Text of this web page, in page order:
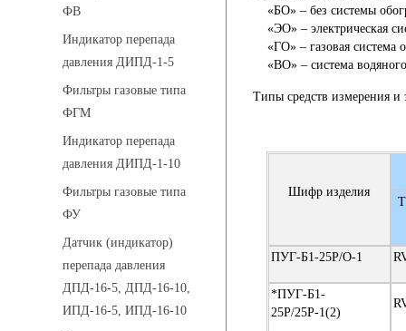
ФВ
Индикатор перепада
давления ДИПД-1-5
Фильтры газовые типа
ФГМ
Индикатор перепада
давления ДИПД-1-10
Фильтры газовые типа
ФУ
Датчик (индикатор)
перепада давления
ДПД-16-5, ДПД-16-10,
ИПД-16-5, ИПД-16-10
«БО»– без системы
«ЭО»– электрическая
«ГО»– газовая система
«ВО»– система
Типы средств измерения и
Шифр изделия
ПУГ-Б1-25Р/О-1
*ПУГ-Б1-
25Р/25Р-1(2)